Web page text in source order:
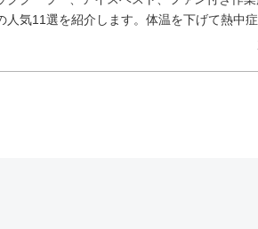
人気11選を紹介します。体温を下げて熱中